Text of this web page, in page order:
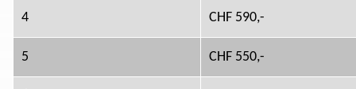
4 CHF 590,-
5 CHF 550,-